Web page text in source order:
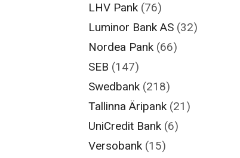
LHV Pank (76)
Luminor Bank AS (32)
Nordea Pank (66)
SEB (147)
Swedbank (218)
Tallinna Äripank (21)
UniCredit Bank (6)
Versobank (15)